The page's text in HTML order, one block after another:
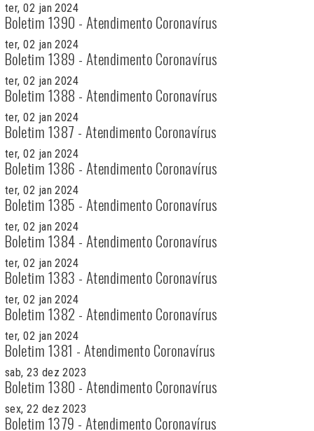
ter, 02 jan 2024
Boletim 1390 - Atendimento Coronavírus
ter, 02 jan 2024
Boletim 1389 - Atendimento Coronavírus
ter, 02 jan 2024
Boletim 1388 - Atendimento Coronavírus
ter, 02 jan 2024
Boletim 1387 - Atendimento Coronavírus
ter, 02 jan 2024
Boletim 1386 - Atendimento Coronavírus
ter, 02 jan 2024
Boletim 1385 - Atendimento Coronavírus
ter, 02 jan 2024
Boletim 1384 - Atendimento Coronavírus
ter, 02 jan 2024
Boletim 1383 - Atendimento Coronavírus
ter, 02 jan 2024
Boletim 1382 - Atendimento Coronavírus
ter, 02 jan 2024
Boletim 1381 - Atendimento Coronavírus
sab, 23 dez 2023
Boletim 1380 - Atendimento Coronavírus
sex, 22 dez 2023
Boletim 1379 - Atendimento Coronavírus